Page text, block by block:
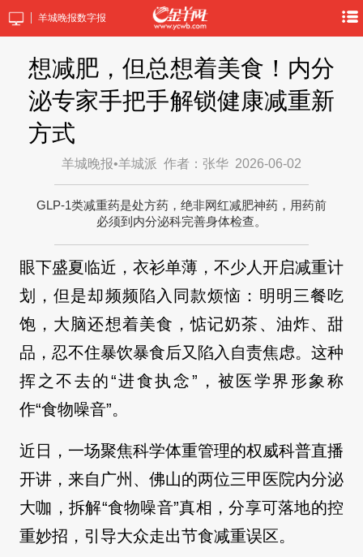
羊城晚报数字报
想减肥，但总想着美食！内分
泌专家手把手解锁健康减重新
方式
羊城晚报•羊城派 作者：张华 2026-06-02
GLP-1类减重药是处方药，绝非网红减肥神药，用药前
必须到内分泌科完善身体检查。
眼下盛夏临近，衣衫单薄，不少人开启减重计
划，但是却频频陷入同款烦恼：明明三餐吃
饱，大脑还想着美食，惦记奶茶、油炸、甜
品，忍不住暴饮暴食后又陷入自责焦虑。这种
挥之不去的“进食执念”，被医学界形象称
作“食物噪音”。
近日，一场聚焦科学体重管理的权威科普直播
开讲，来自广州、佛山的两位三甲医院内分泌
大咖，拆解“食物噪音”真相，分享可落地的控
重妙招，引导大众走出节食减重误区。